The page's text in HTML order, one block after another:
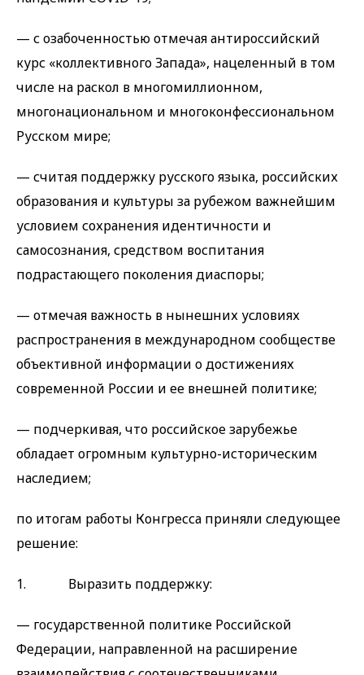
— с озабоченностью отмечая антироссийский
курс «коллективного Запада», нацеленный в том
числе на раскол в многомиллионном,
многонациональном и многоконфессиональном
Русском мире;
— считая поддержку русского языка, российских
образования и культуры за рубежом важнейшим
условием сохранения идентичности и
самосознания, средством воспитания
подрастающего поколения диаспоры;
— отмечая важность в нынешних условиях
распространения в международном сообществе
объективной информации о достижениях
современной России и ее внешней политике;
— подчеркивая, что российское зарубежье
обладает огромным культурно-историческим
наследием;
по итогам работы Конгресса приняли следующее
решение:
1. Выразить поддержку:
— государственной политике Российской
Федерации, направленной на расширение